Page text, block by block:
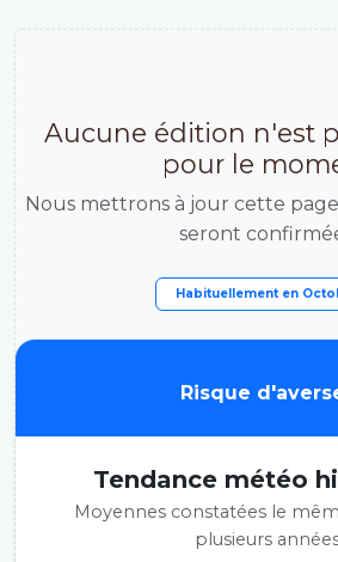
Aucune édition n'est
pour le
Nous mettrons à jour cette
seront
Habituellement en
Risque
Tendance météo
Moyennes constatées le
plusieurs